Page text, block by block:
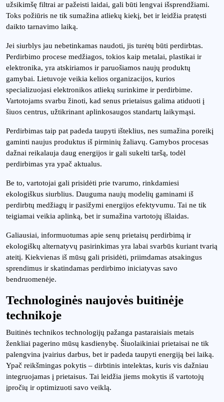
užsikimšę filtrai ar pažeisti laidai, gali būti lengvai išsprendžiami.
Toks požiūris ne tik sumažina atliekų kiekį, bet ir leidžia pratęsti
daikto tarnavimo laiką.
Jei siurblys jau nebetinkamas naudoti, jis turėtų būti perdirbtas.
Perdirbimo procese medžiagos, tokios kaip metalai, plastikai ir
elektronika, yra atskiriamos ir paruošiamos naujų produktų
gamybai. Lietuvoje veikia kelios organizacijos, kurios
specializuojasi elektronikos atliekų surinkime ir perdirbime.
Vartotojams svarbu žinoti, kad senus prietaisus galima atiduoti į
šiuos centrus, užtikrinant aplinkosaugos standartų laikymąsi.
Perdirbimas taip pat padeda taupyti išteklius, nes sumažina poreikį
gaminti naujus produktus iš pirminių žaliavų. Gamybos procesas
dažnai reikalauja daug energijos ir gali sukelti taršą, todėl
perdirbimas yra ypač aktualus.
Be to, vartotojai gali prisidėti prie tvarumo, rinkdamiesi
ekologiškus siurblius. Dauguma naujų modelių gaminami iš
perdirbtų medžiagų ir pasižymi energijos efektyvumu. Tai ne tik
teigiamai veikia aplinką, bet ir sumažina vartotojų išlaidas.
Galiausiai, informuotumas apie senų prietaisų perdirbimą ir
ekologiškų alternatyvų pasirinkimas yra labai svarbūs kuriant tvarią
ateitį. Kiekvienas iš mūsų gali prisidėti, priimdamas atsakingus
sprendimus ir skatindamas perdirbimo iniciatyvas savo
bendruomenėje.
Technologinės naujovės buitinėje
technikoje
Buitinės technikos technologijų pažanga pastaraisiais metais
ženkliai pagerino mūsų kasdienybę. Šiuolaikiniai prietaisai ne tik
palengvina įvairius darbus, bet ir padeda taupyti energiją bei laiką.
Ypač reikšmingas pokytis – dirbtinis intelektas, kuris vis dažniau
integruojamas į prietaisus. Tai leidžia jiems mokytis iš vartotojų
įpročių ir optimizuoti savo veiklą.